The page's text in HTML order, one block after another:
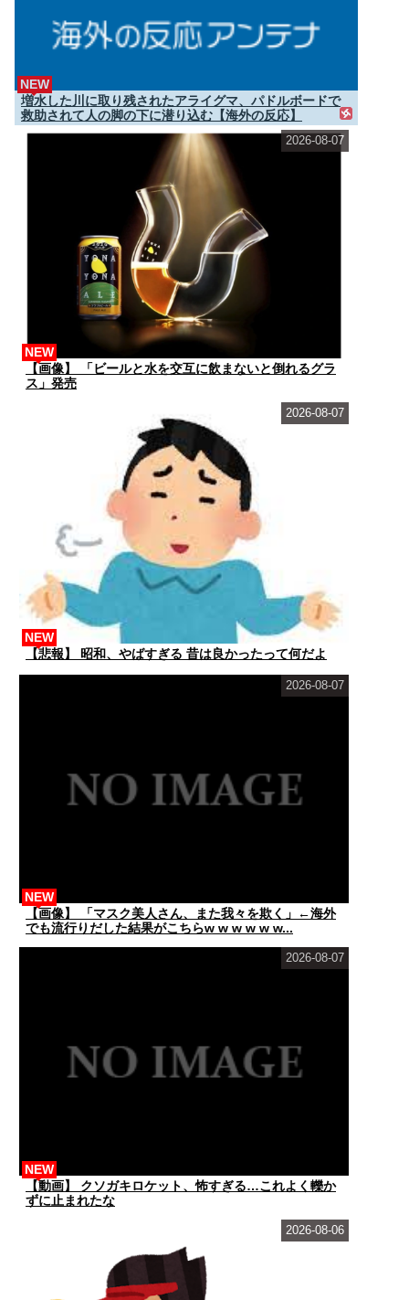
増水した川に取り残されたアライグマ、パドルボードで
救助されて人の脚の下に潜り込む【海外の反応】
NEW
【画像】 「ビールと水を交互に飲まないと倒れるグラ
ス」発売
NEW
2026-08-07
【悲報】 昭和、やばすぎる 昔は良かったって何だよ
NEW
2026-08-07
【画像】 「マスク美人さん、また我々を欺く」←海外
でも流行りだした結果がこちらw w w w w w...
NEW
2026-08-07
【動画】 クソガキロケット、怖すぎる…これよく轢か
ずに止まれたな
NEW
2026-08-07
2026-08-06